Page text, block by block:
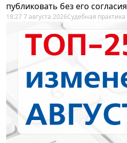
публиковать без его согласия
18:27 7 августа 2026Судебная практика